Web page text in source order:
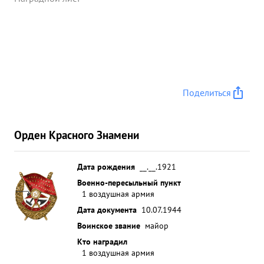
Поделиться
Орден Красного Знамени
Дата рождения
__.__.1921
Военно-пересыльный пункт
1 воздушная армия
Дата документа 10.07.1944
Воинское звание майор
Кто наградил
1 воздушная армия